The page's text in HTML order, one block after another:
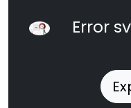
Error